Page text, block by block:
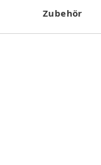
Zubehör